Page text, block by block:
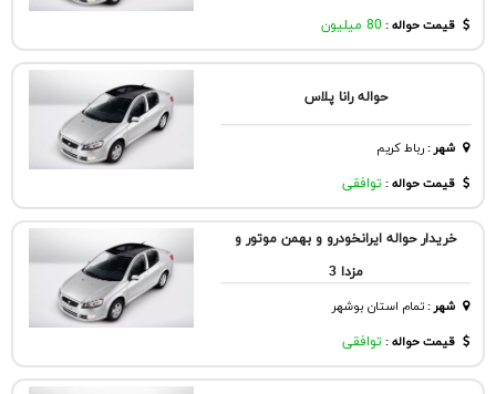
قیمت حواله : 80 میلیون
حواله رانا پلاس
شهر:رباط كريم
قیمت حواله : توافقی
خریدار حواله ایرانخودرو و بهمن موتور و
مزدا 3
شهر:تمام استان بوشهر
قیمت حواله : توافقی